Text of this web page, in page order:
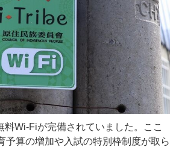
料Wi-Fiが完備されていました。ここ
予算の増加や入試の特別枠制度が取ら